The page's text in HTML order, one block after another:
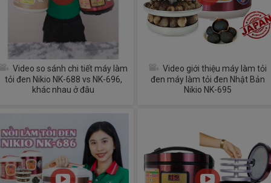
Video so sánh chi tiết máy làm
tỏi đen Nikio NK-688 vs NK-696,
khác nhau ở đâu
Video giới thiệu máy làm tỏi
đen máy làm tỏi đen Nhật Bản
Nikio NK-695